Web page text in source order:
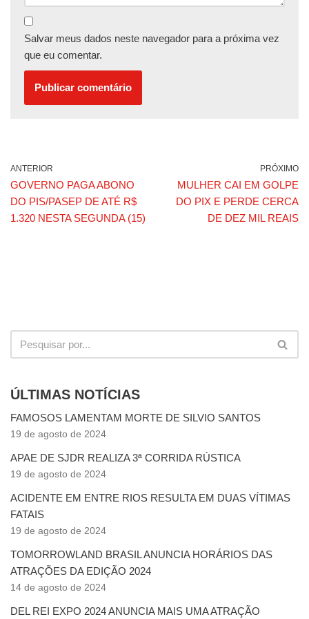
Salvar meus dados neste navegador para a próxima vez
que eu comentar.
ANTERIOR
GOVERNO PAGA ABONO
DO PIS/PASEP DE ATÉ R$
1.320 NESTA SEGUNDA (15)
PRÓXIMO
MULHER CAI EM GOLPE
DO PIX E PERDE CERCA
DE DEZ MIL REAIS
ÚLTIMAS NOTÍCIAS
FAMOSOS LAMENTAM MORTE DE SILVIO SANTOS
19 de agosto de 2024
APAE DE SJDR REALIZA 3ª CORRIDA RÚSTICA
19 de agosto de 2024
ACIDENTE EM ENTRE RIOS RESULTA EM DUAS VÍTIMAS
FATAIS
19 de agosto de 2024
TOMORROWLAND BRASIL ANUNCIA HORÁRIOS DAS
ATRAÇÕES DA EDIÇÃO 2024
14 de agosto de 2024
DEL REI EXPO 2024 ANUNCIA MAIS UMA ATRAÇÃO